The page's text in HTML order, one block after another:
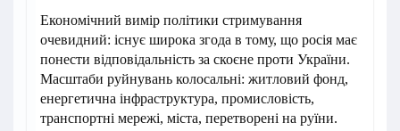
Економічний вимір політики стримування
очевидний: існує широка згода в тому, що росія має
понести відповідальність за скоєне проти України.
Масштаби руйнувань колосальні: житловий фонд,
енергетична інфраструктура, промисловість,
транспортні мережі, міста, перетворені на руїни.